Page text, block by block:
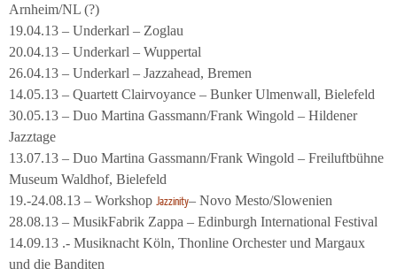
Arnheim/NL (?)
19.04.13 – Underkarl – Zoglau
20.04.13 – Underkarl – Wuppertal
26.04.13 – Underkarl – Jazzahead, Bremen
14.05.13 – Quartett Clairvoyance – Bunker Ulmenwall, Bielefeld
30.05.13 – Duo Martina Gassmann/Frank Wingold – Hildener
Jazztage
13.07.13 – Duo Martina Gassmann/Frank Wingold – Freiluftbühne
Museum Waldhof, Bielefeld
19.-24.08.13 – Workshop Jazzinity– Novo Mesto/Slowenien
28.08.13 – MusikFabrik Zappa – Edinburgh International Festival
14.09.13 .- Musiknacht Köln, Thonline Orchester und Margaux
und die Banditen